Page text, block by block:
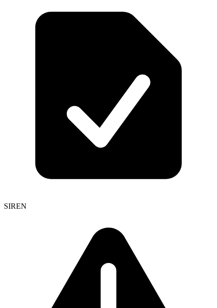
SIREN